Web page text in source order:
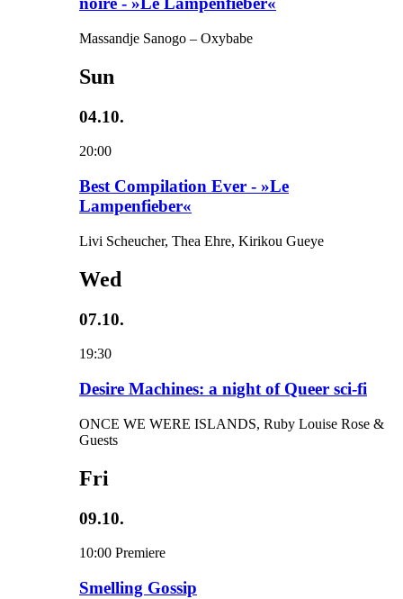
Massandje Sanogo – Oxybabe
Sun
04.10.
20:00
Best Compilation Ever - »Le
Lampenfieber«
Livi Scheucher, Thea Ehre, Kirikou Gueye
Wed
07.10.
19:30
Desire Machines: a night of Queer sci-fi
ONCE WE WERE ISLANDS, Ruby Louise Rose &
Guests
Fri
09.10.
10:00 Premiere
Smelling Gossip